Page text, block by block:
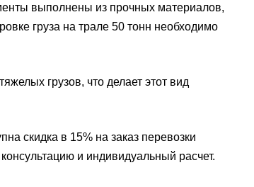
выполнены из прочных материалов,
груза на трале 50 тонн необходимо
грузов, что делает этот вид
скидка в 15% на заказ перевозки
и индивидуальный расчет.